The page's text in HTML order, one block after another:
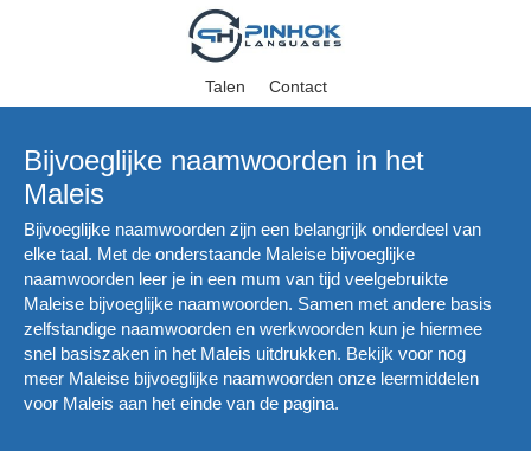
Talen Contact
Bijvoeglijke naamwoorden in het
Maleis
Bijvoeglijke naamwoorden zijn een belangrijk onderdeel van
elke taal. Met de onderstaande Maleise bijvoeglijke
naamwoorden leer je in een mum van tijd veelgebruikte
Maleise bijvoeglijke naamwoorden. Samen met andere basis
zelfstandige naamwoorden en werkwoorden kun je hiermee
snel basiszaken in het Maleis uitdrukken. Bekijk voor nog
meer Maleise bijvoeglijke naamwoorden onze leermiddelen
voor Maleis aan het einde van de pagina.